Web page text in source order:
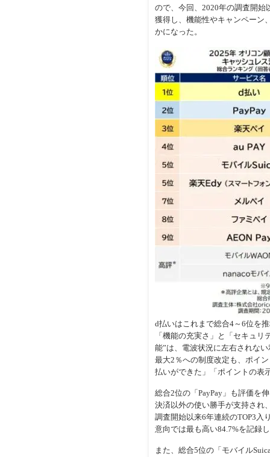
ので、今回、2020年の調査開始
獲得し、機能性やキャンペーン
かになった。
d払いはこれまで総合4～6位を
「機能の充実さ」と「セキュ
能”は、電波状況に左右されな
最大2％への制度改定も、ポイ
払いができた」「ポイントの表
総合2位の「PayPay」も評価を
決済以外の使い勝手が支持され
調査開始以来6年連続のTOP3入
意向では最も高い84.7%を記録
また、総合5位の「モバイル